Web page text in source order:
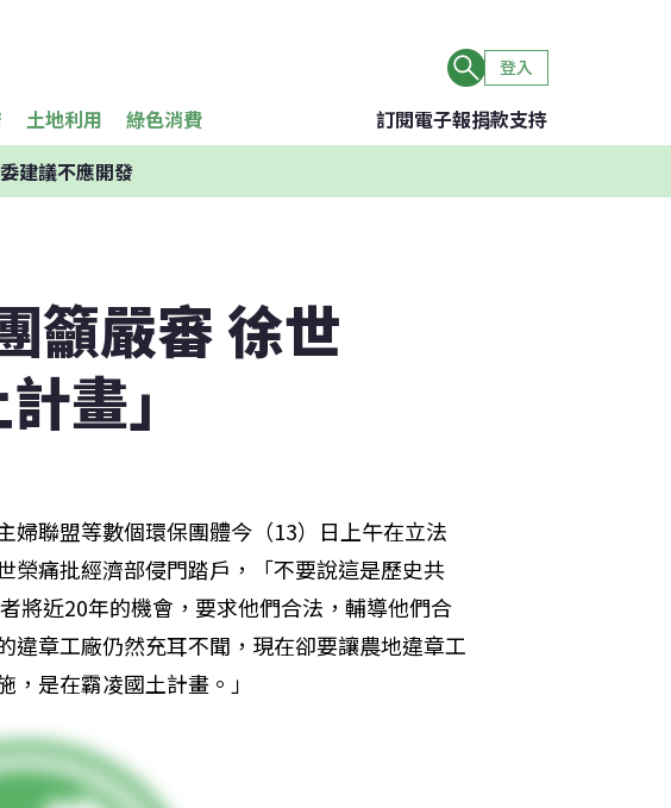
登入
土地利用 綠色消費 訂閱電子報捐款支持
建議不應開發
籲嚴審 徐世
畫」
婦聯盟等數個環保團體今（13）日上午在立法
榮痛批經濟部侵門踏戶，「不要說這是歷史共
將近20年的機會，要求他們合法，輔導他們合
違章工廠仍然充耳不聞，現在卻要讓農地違章工
是在霸凌國土計畫。」